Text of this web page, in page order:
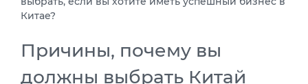
Китае?
Причины, почему вы
должны выбрать Китай